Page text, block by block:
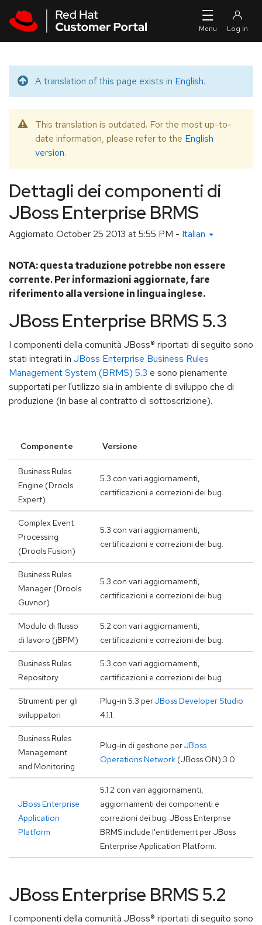
Translated message
A translation of this page exists in English.
Warning message
This translation is outdated. For the most up-to-
date information, please refer to the English
version.
Dettagli dei componenti di
JBoss Enterprise BRMS
Aggiornato October 25 2013 at 5:55 PM - Italian
NOTA: questa traduzione potrebbe non essere
corrente. Per informazioni aggiornate, fare
riferimento alla versione in lingua inglese.
JBoss Enterprise BRMS 5.3
I componenti della comunità JBoss® riportati di seguito sono
stati integrati in JBoss Enterprise Business Rules
Management System (BRMS) 5.3 e sono pienamente
supportati per l'utilizzo sia in ambiente di sviluppo che di
produzione (in base al contratto di sottoscrizione).
Componente Versione
Business Rules
Engine (Drools
Expert)
5.3 con vari aggiornamenti,
certificazioni e correzioni dei bug.
Complex Event
Processing
(Drools Fusion)
5.3 con vari aggiornamenti,
certificazioni e correzioni dei bug.
Business Rules
Manager (Drools
Guvnor)
5.3 con vari aggiornamenti,
certificazioni e correzioni dei bug.
Modulo di flusso
di lavoro (jBPM)
5.2 con vari aggiornamenti,
certificazioni e correzioni dei bug.
Business Rules
Repository
5.3 con vari aggiornamenti,
certificazioni e correzioni dei bug.
Strumenti per gli
sviluppatori
Plug-in 5.3 perJBoss Developer Studio
4.1.1.
Business Rules
Management
and Monitoring
Plug-in di gestione perJBoss
Operations Network (JBoss ON) 3.0
JBoss Enterprise
Application
Platform
5.1.2 con vari aggiornamenti,
aggiornamenti dei componenti e
correzioni dei bug. JBoss Enterprise
BRMS include l'entitlement per JBoss
Enterprise Application Platform.
JBoss Enterprise BRMS 5.2
I componenti della comunità JBoss® riportati di seguito sono